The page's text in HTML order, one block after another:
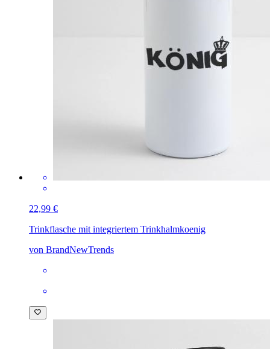
22,99 €
Trinkflasche mit integriertem Trinkhalmkoenig
von BrandNewTrends